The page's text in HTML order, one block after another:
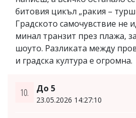
битовия цикъл „ракия –
Градското самочувствие не
минал транзит през плажа,
шоуто. Разликата между
и градска култура е огромна.
10. До 5
23.05.2026 14:27:10